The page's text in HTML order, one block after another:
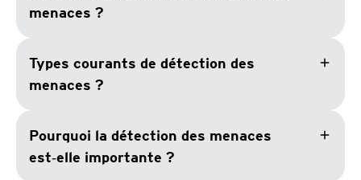
menaces ?
Types courants de détection des
menaces ?
add
Pourquoi la détection des menaces
est‑elle importante ?
add